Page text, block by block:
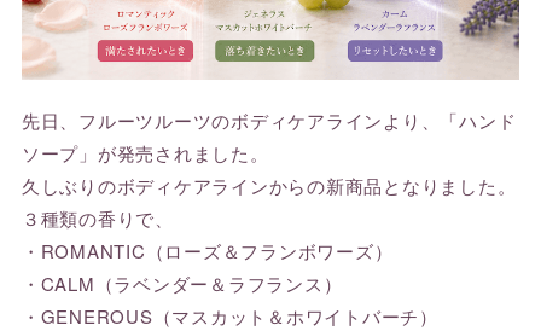
先日、フルーツルーツのボディケアラインより、「ハンド
ソープ」が発売されました。
久しぶりのボディケアラインからの新商品となりました。
３種類の香りで、
・ROMANTIC（ローズ＆フランボワーズ）
・CALM（ラベンダー＆ラフランス）
・GENEROUS（マスカット＆ホワイトバーチ）